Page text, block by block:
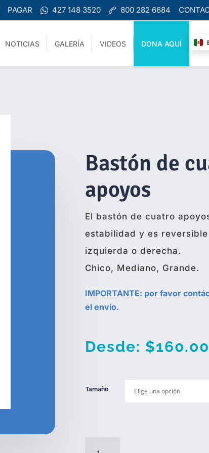
PAGAR 427 148 3520 800 282 6684
NOTICIAS GALERÍA VIDEOS DONA AQUÍ
Bastón de
apoyos
El bastón de cuatro
estabilidad y es
izquierda o derecha.
Chico, Mediano, Grande.
IMPORTANTE: por favor
el envío.
Desde: $160.00
Tamaño